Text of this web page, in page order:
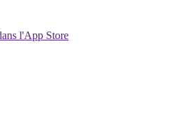
l'App Store